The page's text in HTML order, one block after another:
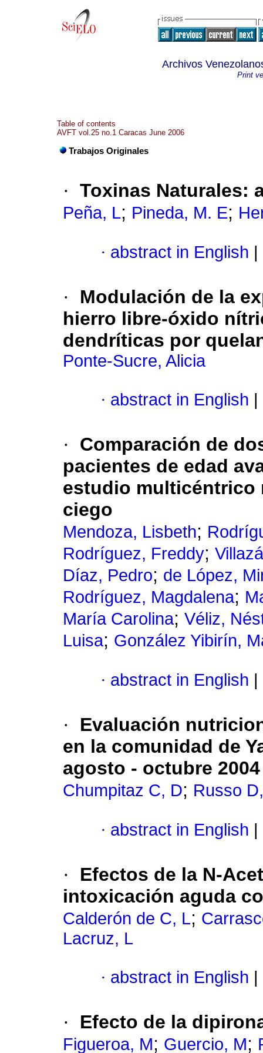
Archivos
Print
Table of contents
AVFT vol.25 no.1 Caracas June 2006
Trabajos Originales
· Toxinas Naturales:
Peña, L; Pineda, M. E;
· abstract in English
·
Modulación de la
hierro libre-óxido
dendríticas por
Ponte-Sucre, Alicia
· abstract in English
·
Comparación de
pacientes de edad
estudio multicéntrico
ciego
Mendoza, Lisbeth;
Rodríguez, Freddy;
Díaz, Pedro; de López,
Rodríguez, Magdalena;
María Carolina; Véliz,
Luisa; González Yibirín,
· abstract in English
·
Evaluación
en la comunidad de
agosto - octubre 2004
Chumpitaz C, D; Russo
· abstract in English
·
Efectos de la N-
intoxicación aguda
Calderón de C, L;
Lacruz, L
· abstract in English
· Efecto de la
Figueroa, M; Guercio, M;